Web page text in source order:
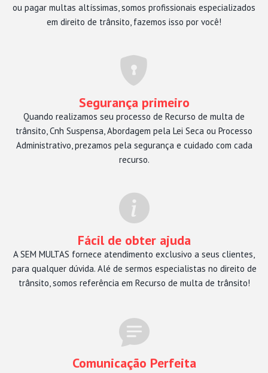
ou pagar multas altíssimas, somos profissionais especializados
em direito de trânsito, fazemos isso por você!
Segurança primeiro
Quando realizamos seu processo de Recurso de multa de
trânsito, Cnh Suspensa, Abordagem pela Lei Seca ou Processo
Administrativo, prezamos pela segurança e cuidado com cada
recurso.
Fácil de obter ajuda
A SEM MULTAS fornece atendimento exclusivo a seus clientes,
para qualquer dúvida. Alé de sermos especialistas no direito de
trânsito, somos referência em Recurso de multa de trânsito!
Comunicação Perfeita